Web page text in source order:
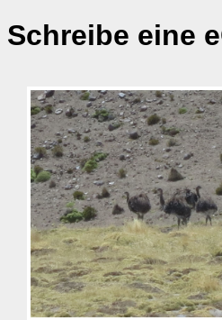
Schreibe eine